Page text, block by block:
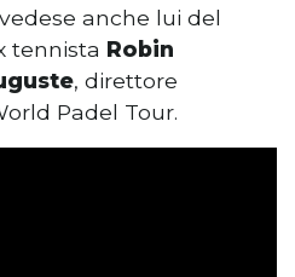
anche lui del
tennista Robin
, direttore
Padel Tour.